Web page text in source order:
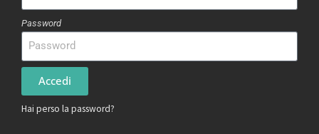
Password
Accedi
Hai perso la password?